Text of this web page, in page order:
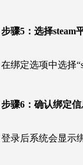
步骤5： 选择steam
在绑定选项中选择
步骤6： 确认绑定信
登录后系统会显示